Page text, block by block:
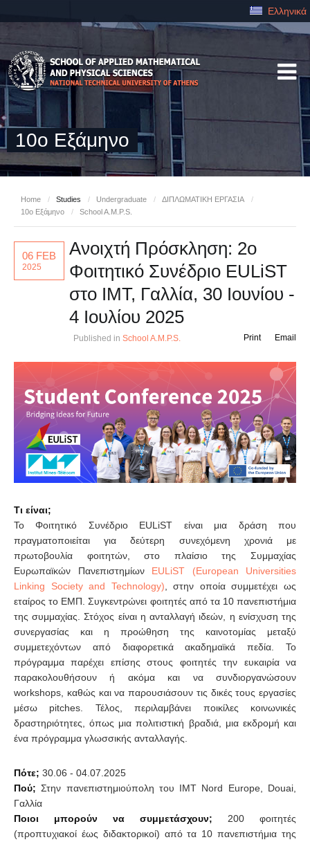
Ελληνικά
10ο Εξάμηνο
Home / Studies / Undergraduate / ΔΙΠΛΩΜΑΤΙΚΗ ΕΡΓΑΣΙΑ
/
10ο Εξάμηνο
/ School A.M.P.S.
06 FEB
2025
Ανοιχτή Πρόσκληση: 2ο
Φοιτητικό Συνέδριο EULiST
στο IMT, Γαλλία, 30 Ιουνίου -
4 Ιουλίου 2025
Published in School A.M.P.S. Email
Print
Τι είναι;
Το Φοιτητικό Συνέδριο EULiST είναι μια δράση που
πραγματοποιείται για δεύτερη συνεχόμενη χρονιά με
πρωτοβουλία φοιτητών, στο πλαίσιο της Συμμαχίας
Ευρωπαϊκών Πανεπιστημίων EULiST (European Universities
Linking Society and Technology) , στην οποία συμμετέχει ως
εταίρος το ΕΜΠ. Συγκεντρώνει φοιτητές από τα 10 πανεπιστήμια
της συμμαχίας. Στόχος είναι η ανταλλαγή ιδεών, η ενίσχυση της
συνεργασίας και η προώθηση της καινοτομίας μεταξύ
συμμετεχόντων από διαφορετικά ακαδημαϊκά πεδία. Το
πρόγραμμα παρέχει επίσης στους φοιτητές την ευκαιρία να
παρακολουθήσουν ή ακόμα και να συνδιοργανώσουν
workshops, καθώς και να παρουσιάσουν τις δικές τους εργασίες
μέσω pitches. Τέλος, περιλαμβάνει ποικίλες κοινωνικές
δραστηριότητες, όπως μια πολιτιστική βραδιά, μια εκδρομή και
ένα πρόγραμμα γλωσσικής ανταλλαγής.
Πότε; 30.06 - 04.07.2025
Πού; Στην πανεπιστημιούπολη του IMT Nord Europe, Douai,
Γαλλία
Ποιοι μπορούν να συμμετάσχουν; 200 φοιτητές
(προπτυχιακοί έως διδακτορικοί) από τα 10 πανεπιστήμια της